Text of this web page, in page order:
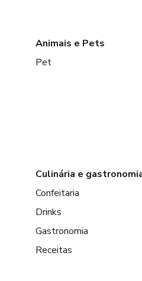
Animais e Pets
Pet
Culinária e
Confeitaria
Drinks
Gastronomia
Receitas